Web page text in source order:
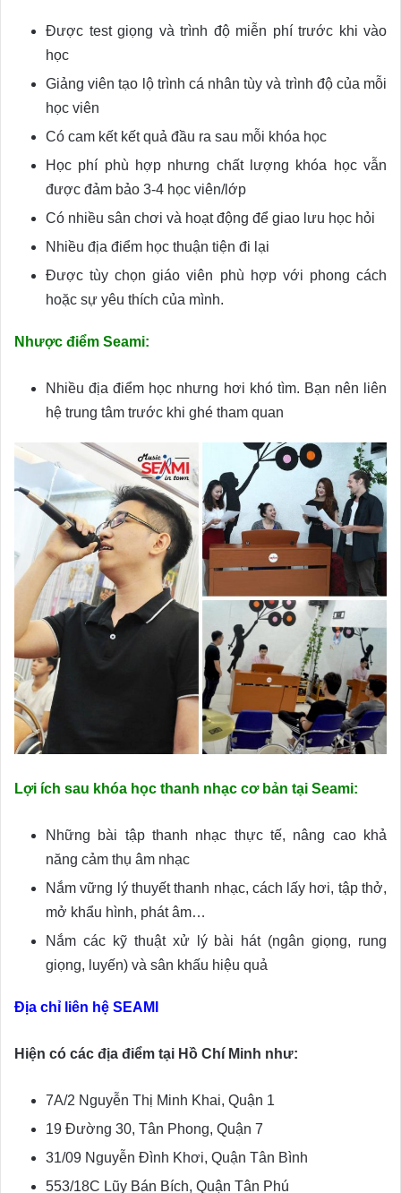
Được test giọng và trình độ miễn phí trước khi vào
học
Giảng viên tạo lộ trình cá nhân tùy và trình độ của mỗi
học viên
Có cam kết kết quả đầu ra sau mỗi khóa học
Học phí phù hợp nhưng chất lượng khóa học vẫn
được đảm bảo 3-4 học viên/lớp
Có nhiều sân chơi và hoạt động để giao lưu học hỏi
Nhiều địa điểm học thuận tiện đi lại
Được tùy chọn giáo viên phù hợp với phong cách
hoặc sự yêu thích của mình.
Nhược điểm Seami:
Nhiều địa điểm học nhưng hơi khó tìm. Bạn nên liên
hệ trung tâm trước khi ghé tham quan
Lợi ích sau khóa học thanh nhạc cơ bản tại Seami:
Những bài tập thanh nhạc thực tế, nâng cao khả
năng cảm thụ âm nhạc
Nắm vững lý thuyết thanh nhạc, cách lấy hơi, tập thở,
mở khẩu hình, phát âm…
Nắm các kỹ thuật xử lý bài hát (ngân giọng, rung
giọng, luyến) và sân khấu hiệu quả
Địa chỉ liên hệ SEAMI
Hiện có các địa điểm tại Hồ Chí Minh như:
7A/2 Nguyễn Thị Minh Khai, Quận 1
19 Đường 30, Tân Phong, Quận 7
31/09 Nguyễn Đình Khơi, Quận Tân Bình
553/18C Lũy Bán Bích, Quận Tân Phú